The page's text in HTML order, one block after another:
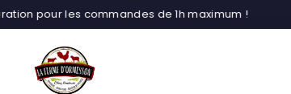
pour les commandes de 1h maximum !